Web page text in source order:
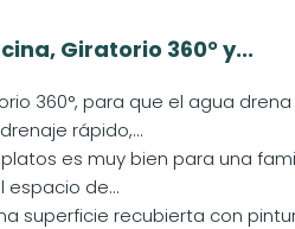
Giratorio 360° y...
360°, para que el agua drena
rápido,...
es muy bien para una
espacio de...
superficie recubierta con